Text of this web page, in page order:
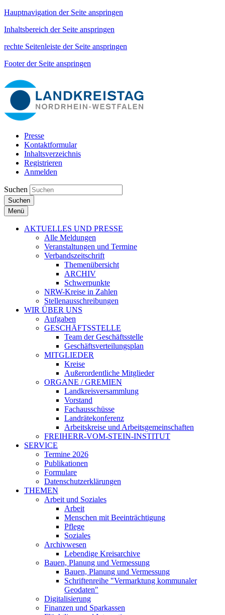
Hauptnavigation der Seite anspringen
Inhaltsbereich der Seite anspringen
rechte Seitenleiste der Seite anspringen
Footer der Seite anspringen
Presse
Kontaktformular
Inhaltsverzeichnis
Registrieren
Anmelden
Suchen
Suchen
Menü
AKTUELLES UND PRESSE
Alle Meldungen
Veranstaltungen und Termine
Verbandszeitschrift
Themenübersicht
ARCHIV
Schwerpunkte
NRW-Kreise in Zahlen
Stellenausschreibungen
WIR ÜBER UNS
Aufgaben
GESCHÄFTSSTELLE
Team der Geschäftsstelle
Geschäftsverteilungsplan
MITGLIEDER
Kreise
Außerordentliche Mitglieder
ORGANE / GREMIEN
Landkreisversammlung
Vorstand
Fachausschüsse
Landrätekonferenz
Arbeitskreise und Arbeitsgemeinschaften
FREIHERR-VOM-STEIN-INSTITUT
SERVICE
Termine 2026
Publikationen
Formulare
Datenschutzerklärungen
THEMEN
Arbeit und Soziales
Arbeit
Menschen mit Beeinträchtigung
Pflege
Soziales
Archivwesen
Lebendige Kreisarchive
Bauen, Planung und Vermessung
Bauen, Planung und Vermessung
Schriftenreihe "Vermarktung kommunaler
Geodaten"
Digitalisierung
Finanzen und Sparkassen